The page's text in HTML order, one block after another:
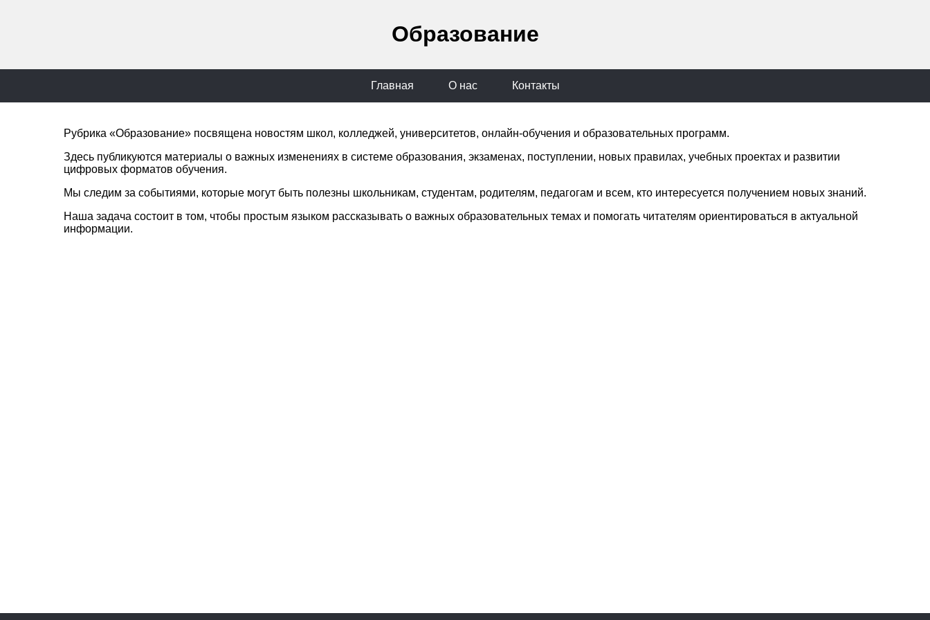
Образование
Главная О нас Контакты
Рубрика «Образование» посвящена новостям школ, колледжей, университетов, онлайн-обучения и образовательных программ.
Здесь публикуются материалы о важных изменениях в системе образования, экзаменах, поступлении, новых правилах, учебных проектах и развитии
цифровых форматов обучения.
Мы следим за событиями, которые могут быть полезны школьникам, студентам, родителям, педагогам и всем, кто интересуется получением новых знаний.
Наша задача состоит в том, чтобы простым языком рассказывать о важных образовательных темах и помогать читателям ориентироваться в актуальной
информации.